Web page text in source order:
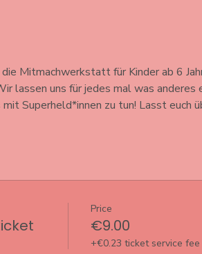
Mitmachwerkstatt für Kinder ab 6
lassen uns für jedes mal was
Superheld*innen zu tun! Lasst euch
Price
€9.00
+€0.23 ticket service fee